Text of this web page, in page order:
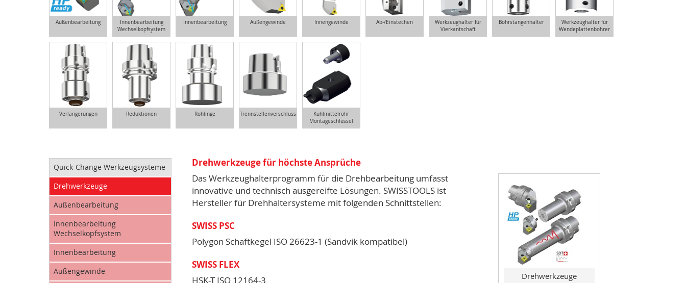
Außenbearbeitung
Innenbearbeitung
Wechselkopfsystem
Innenbearbeitung Außengewinde Innengewinde Ab-/Einstechen
Werkzeughalter für
Vierkantschaft
Bohrstangenhalter
Werkzeughalter für
Wendeplattenbohrer
Verlängerungen Reduktionen Rohlinge Trennstellenverschluss
Kühlmittelrohr
Montageschlüssel
Quick-Change Werkzeugsysteme
Drehwerkzeuge
Außenbearbeitung
Innenbearbeitung
Wechselkopfsystem
Innenbearbeitung
Außengewinde
Drehwerkzeuge für höchste Ansprüche
Das Werkzeughalterprogramm für die Drehbearbeitung umfasst
innovative und technisch ausgereifte Lösungen. SWISSTOOLS ist
Hersteller für Drehhaltersysteme mit folgenden Schnittstellen:
SWISS PSC
Polygon Schaftkegel ISO 26623-1 (Sandvik kompatibel)
SWISS FLEX
HSK-T ISO 12164-3
Drehwerkzeuge